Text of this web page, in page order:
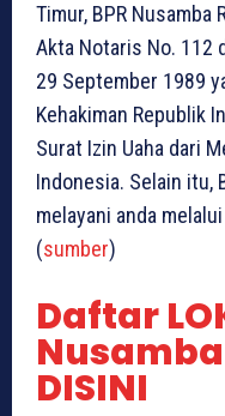
Timur, BPR Nusamba
Akta Notaris No. 112
29 September 1989
Kehakiman Republik
Surat Izin Uaha dari
Indonesia. Selain itu,
melayani anda
(sumber)
Daftar
DISINI